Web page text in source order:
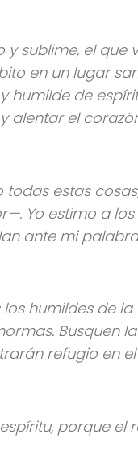
y sublime, el que
en un lugar
humilde de
alentar el
todas estas
Yo estimo a
ante mi
humildes de
Busquen
refugio en
porque el